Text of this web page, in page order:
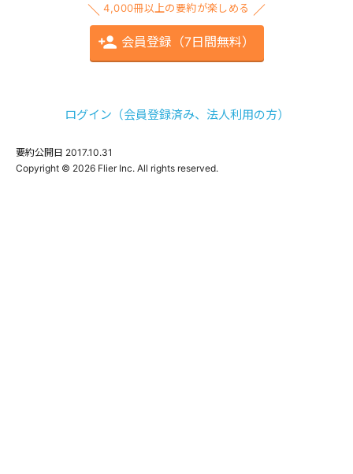
4,000冊以上の要約が楽しめる
会員登録（7日間無料）
ログイン（会員登録済み、法人利用の方）
要約公開日 2017.10.31